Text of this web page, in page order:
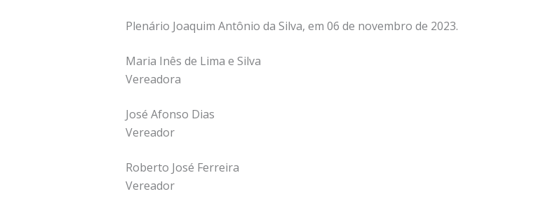
Plenário Joaquim Antônio da Silva, em 06 de novembro de 2023.
Maria Inês de Lima e Silva
Vereadora
José Afonso Dias
Vereador
Roberto José Ferreira
Vereador